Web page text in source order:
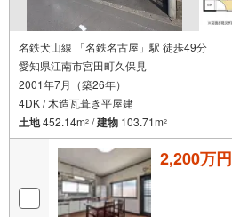
名鉄犬山線 「名鉄名古屋」駅 徒歩49分
愛知県江南市宮田町久保見
2001年7月（築26年）
4DK / 木造瓦葺き平屋建
土地452.14m2 /建物 103.71m2
2,200万円